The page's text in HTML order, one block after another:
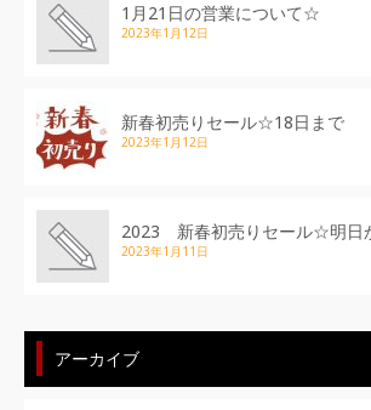
1月21日の営業について☆
2023年1月12日
新春初売りセール☆18日まで
2023年1月12日
2023 新春初売りセール☆明日
2023年1月11日
アーカイブ